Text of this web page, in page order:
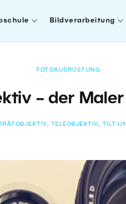
Bildverarbeitung
FOTOAUSRÜSTUNG
– der
, TELEOBJEKTIV , TILT-